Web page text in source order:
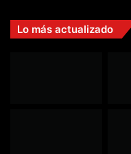
Lo más actualizado